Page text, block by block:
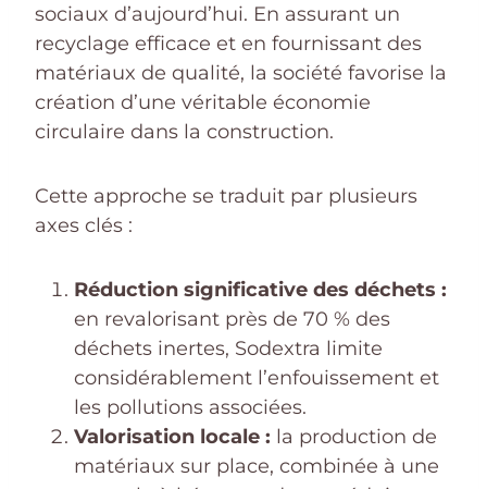
sociaux d’aujourd’hui. En assurant un
recyclage efficace et en fournissant des
matériaux de qualité, la société favorise la
création d’une véritable économie
circulaire dans la construction.
Cette approche se traduit par plusieurs
axes clés :
Réduction significative des déchets :
en revalorisant près de 70 % des
déchets inertes, Sodextra limite
considérablement l’enfouissement et
les pollutions associées.
Valorisation locale : la production de
matériaux sur place, combinée à une